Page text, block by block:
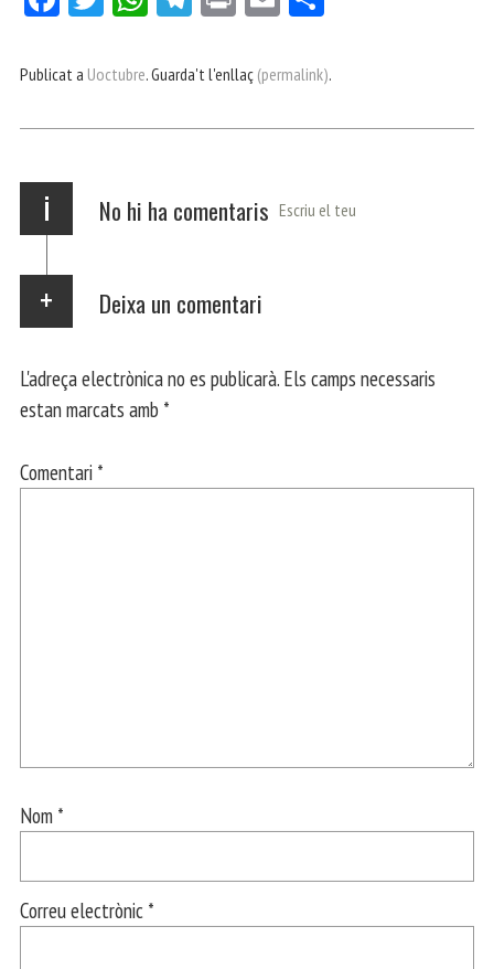
bo er ts
p
gr
m
ail pa
ei
Publicat a Uoctubre. Guarda't l'enllaç (permalink).
i No hi ha comentaris Escriu el teu
Deixa un comentari
L'adreça electrònica no es publicarà. Els camps necessaris
estan marcats amb *
Comentari *
Nom *
Correu electrònic *